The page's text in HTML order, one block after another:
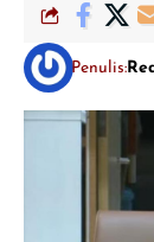
Penulis: